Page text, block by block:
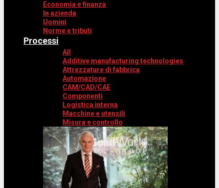
Economia e finanza
In azienda
Uomini
Norme e tributi
Processi
All
Additive manufacturing technologies
Attrezzature di fabbrica
Automazione
CAM/CAD/CAE
Componenti
Logistica interna
Macchine e utensili
Misura e controllo